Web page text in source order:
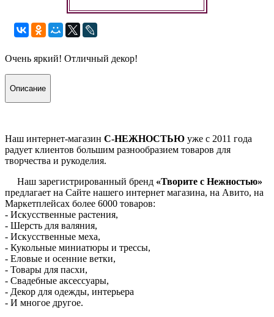
Очень яркий! Отличный декор!
Описание
Наш интернет-магазин С-НЕЖНОСТЬЮ уже с 2011 года
радует клиентов большим разнообразием товаров для
творчества и рукоделия.
Наш зарегистрированный бренд «Творите с Нежностью»
предлагает на Сайте нашего интернет магазина, на Авито, на
Маркетплейсах более 6000 товаров:
- Искусственные растения,
- Шерсть для валяния,
- Искусственные меха,
- Кукольные миниатюры и трессы,
- Еловые и осенние ветки,
- Товары для пасхи,
- Свадебные аксессуары,
- Декор для одежды, интерьера
- И многое другое.